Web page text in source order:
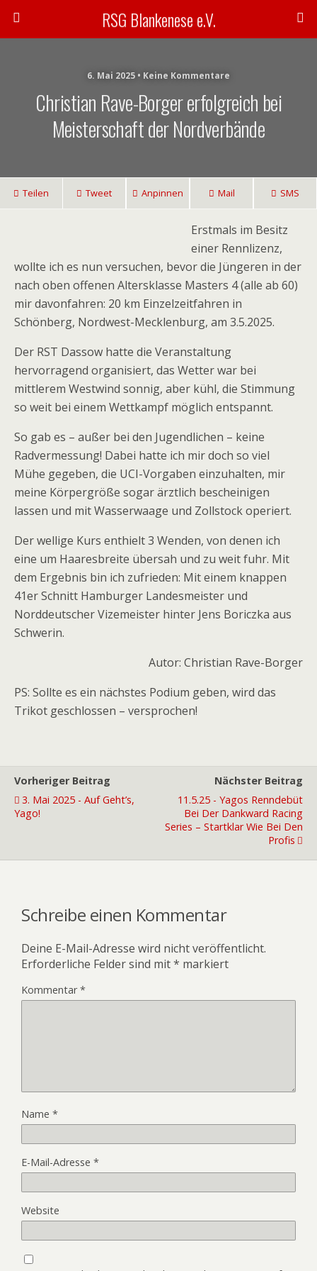
RSG Blankenese e.V.
6. Mai 2025 • Keine Kommentare
Christian Rave-Borger erfolgreich bei
Meisterschaft der Nordverbände
Teilen Tweet Anpinnen Mail SMS
Erstmals im Besitz
einer Rennlizenz,
wollte ich es nun versuchen, bevor die Jüngeren in der
nach oben offenen Altersklasse Masters 4 (alle ab 60)
mir davonfahren: 20 km Einzelzeitfahren in
Schönberg, Nordwest-Mecklenburg, am 3.5.2025.
Der RST Dassow hatte die Veranstaltung
hervorragend organisiert, das Wetter war bei
mittlerem Westwind sonnig, aber kühl, die Stimmung
so weit bei einem Wettkampf möglich entspannt.
So gab es – außer bei den Jugendlichen – keine
Radvermessung! Dabei hatte ich mir doch so viel
Mühe gegeben, die UCI-Vorgaben einzuhalten, mir
meine Körpergröße sogar ärztlich bescheinigen
lassen und mit Wasserwaage und Zollstock operiert.
Der wellige Kurs enthielt 3 Wenden, von denen ich
eine um Haaresbreite übersah und zu weit fuhr. Mit
dem Ergebnis bin ich zufrieden: Mit einem knappen
41er Schnitt Hamburger Landesmeister und
Norddeutscher Vizemeister hinter Jens Boriczka aus
Schwerin.
Autor: Christian Rave-Borger
PS: Sollte es ein nächstes Podium geben, wird das
Trikot geschlossen – versprochen!
Vorheriger Beitrag
3. Mai 2025 - Auf Geht’s,
Yago!
Nächster Beitrag
11.5.25 - Yagos Renndebüt
Bei Der Dankward Racing
Series – Startklar Wie Bei Den
Profis
Schreibe einen Kommentar
Deine E-Mail-Adresse wird nicht veröffentlicht.
Erforderliche Felder sind mit* markiert
Kommentar*
Name *
E-Mail-Adresse *
Website